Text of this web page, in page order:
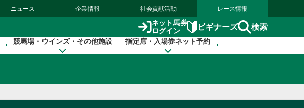
ニュース 企業情報 社会貢献活動 レース情報
ネット馬券
ログイン
ビギナーズ 検索
競馬場・ウインズ・その他施設 指定席・入場券ネット予約